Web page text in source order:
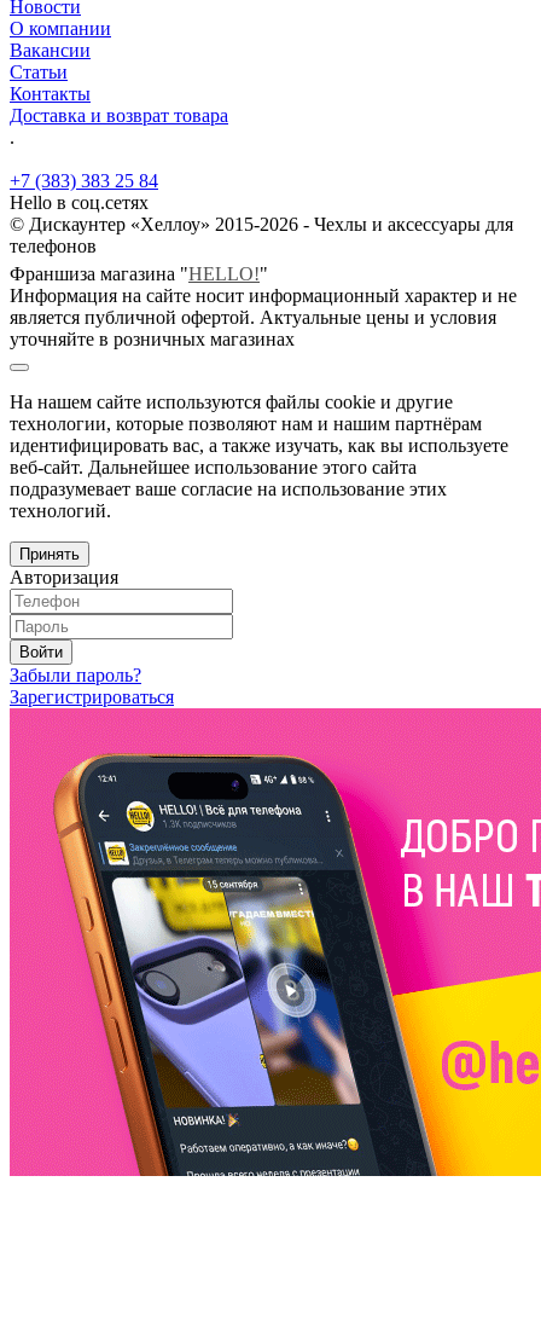
Новости
О компании
Вакансии
Статьи
Контакты
Доставка и возврат товара
.
+7 (383) 383 25 84
Hello в соц.сетях
© Дискаунтер «Хеллоу» 2015-2026 - Чехлы и аксессуары для
телефонов
Франшиза магазина "HELLO!"
Информация на сайте носит информационный характер и не
является публичной офертой. Актуальные цены и условия
уточняйте в розничных магазинах
На нашем сайте используются файлы cookie и другие
технологии, которые позволяют нам и нашим партнёрам
идентифицировать вас, а также изучать, как вы используете
веб-сайт. Дальнейшее использование этого сайта
подразумевает ваше согласие на использование этих
технологий.
Принять
Авторизация
Войти
Забыли пароль?
Зарегистрироваться